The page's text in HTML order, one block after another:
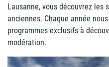
Lausanne, vous découvrez les
anciennes. Chaque année
programmes exclusifs à
modération.